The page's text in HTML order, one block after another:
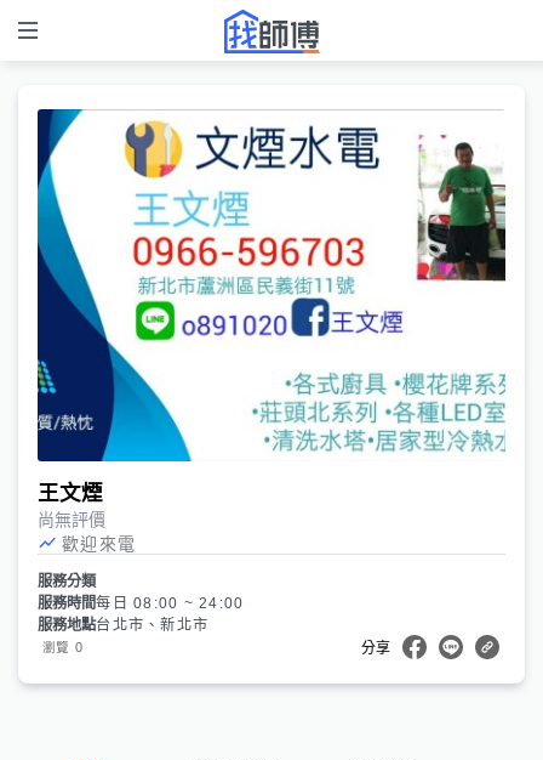
王文煙
尚無評價
歡迎來電
服務分類
服務時間每日 08:00 ~ 24:00
服務地點台北市、新北市
瀏覽 0 分享